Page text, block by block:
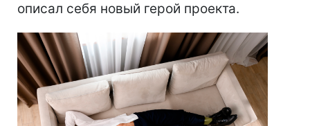
описал себя новый герой проекта.